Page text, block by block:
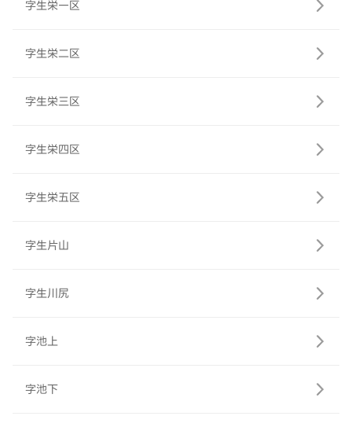
字生栄一区
字生栄二区
字生栄三区
字生栄四区
字生栄五区
字生片山
字生川尻
字池上
字池下